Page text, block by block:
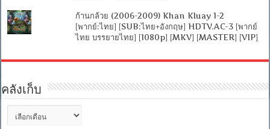
ก้านกล้วย (2006-2009) Khan Kluay 1-2
[พากย์:ไทย] [SUB:ไทย+อังกฤษ] HDTV.AC-3 [พากย์
ไทย บรรยายไทย] [1080p] [MKV] [MASTER] [VIP]
คลังเก็บ
คลัง
เก็บ